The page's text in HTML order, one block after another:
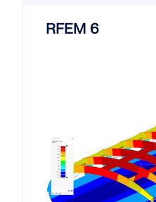
RFEM 6